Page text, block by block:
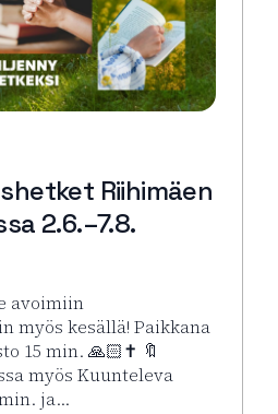
Riihimäen
2.6.–7.8.
avoimiin
myös kesällä! Paikkana
15 min. 🙏🏻✝️ 🔖
myös Kuunteleva
ja…